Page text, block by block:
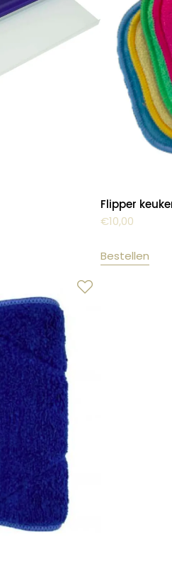
Flipper
€10,00
Bestellen